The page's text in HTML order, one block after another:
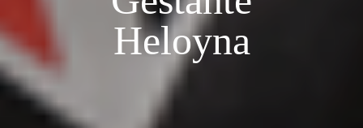
Heloyna